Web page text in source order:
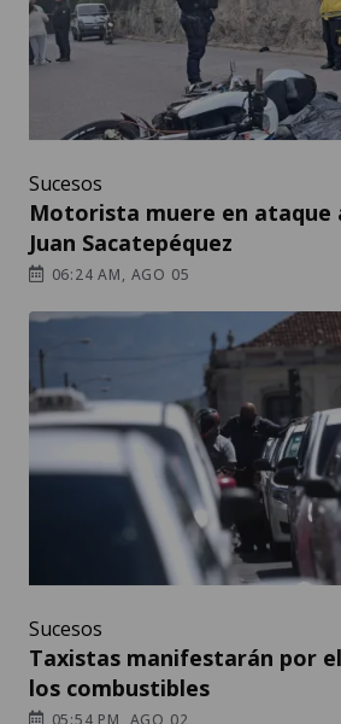
Sucesos
Motorista muere en ataque
Juan Sacatepéquez
06:24 AM, AGO 05
Sucesos
Taxistas manifestarán por
los combustibles